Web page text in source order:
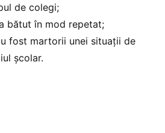
de colegi;
bătut în mod repetat;
fost martorii unei situații de
școlar.